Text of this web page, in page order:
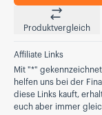
Produktvergleich
Affiliate Links
Mit "*"
helfen uns bei der
diese Links kauft,
euch aber immer